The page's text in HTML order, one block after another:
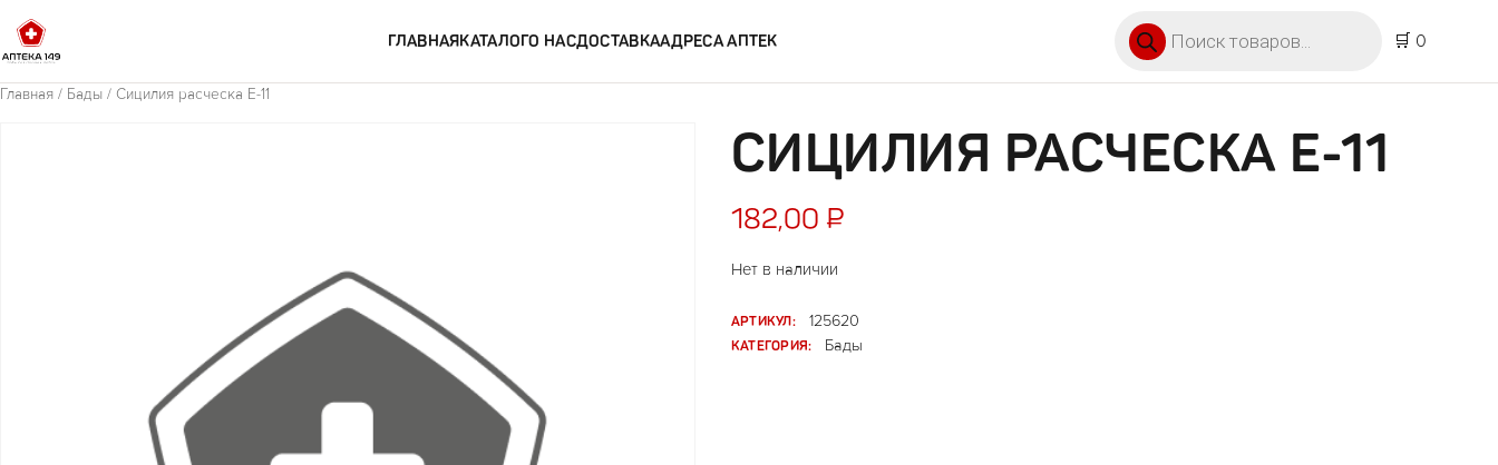
ГЛАВНАЯКАТАЛОГО НАСДОСТАВКААДРЕСА АПТЕК
🛒 0
Главная / Бады / Сицилия расческа Е-11
СИЦИЛИЯ РАСЧЕСКА Е-11
182,00 ₽
Нет в наличии
АРТИКУЛ:
125620
КАТЕГОРИЯ:
Бады